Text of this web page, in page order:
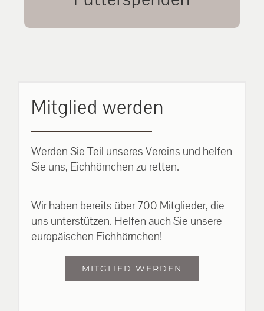
unsere Eichhörnchen.
Mitglied werden
Werden Sie Teil unseres Vereins und helfen
Sie uns, Eichhörnchen zu retten.
Wir haben bereits über 700 Mitglieder, die
uns unterstützen. Helfen auch Sie unsere
europäischen Eichhörnchen!
MITGLIED WERDEN